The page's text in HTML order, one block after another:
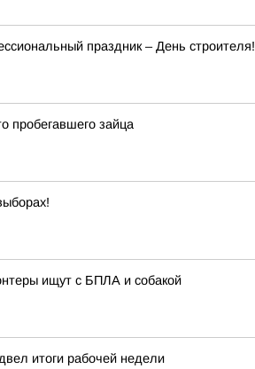
праздник – День строителя!
пробегавшего зайца
ищут с БПЛА и собакой
итоги рабочей недели